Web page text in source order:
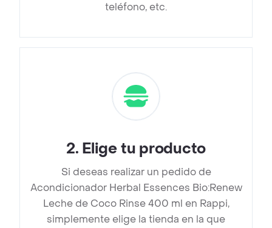
teléfono, etc.
2. Elige tu producto
Si deseas realizar un pedido de
Acondicionador Herbal Essences Bio:Renew
Leche de Coco Rinse 400 ml en Rappi,
simplemente elige la tienda en la que